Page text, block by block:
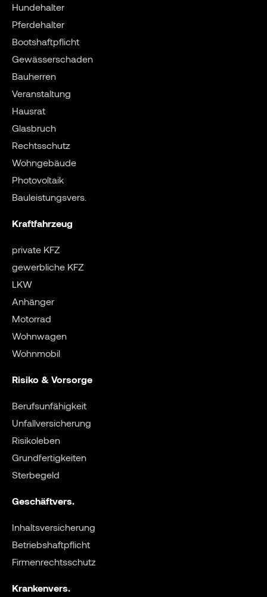
Hundehalter
Pferdehalter
Bootshaftpflicht
Gewässerschaden
Bauherren
Veranstaltung
Hausrat
Glasbruch
Rechtsschutz
Wohngebäude
Photovoltaik
Bauleistungsvers.
Kraftfahrzeug
private KFZ
gewerbliche KFZ
LKW
Anhänger
Motorrad
Wohnwagen
Wohnmobil
Risiko & Vorsorge
Berufsunfähigkeit
Unfallversicherung
Risikoleben
Grundfertigkeiten
Sterbegeld
Geschäftvers.
Inhaltsversicherung
Betriebshaftpflicht
Firmenrechtsschutz
Krankenvers.